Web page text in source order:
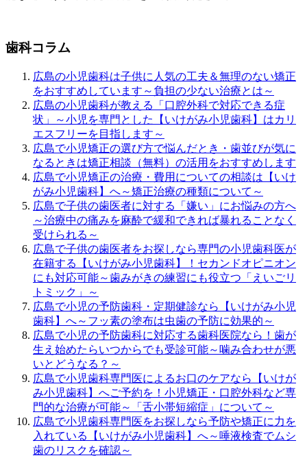
歯科コラム
広島の小児歯科は子供に人気の工夫＆無理のない矯正
をおすすめしています～負担の少ない治療とは～
広島の小児歯科が教える「口腔外科で対応できる症
状」～小児を専門とした【いけがみ小児歯科】はカリ
エスフリーを目指します～
広島で小児矯正の選び方で悩んだとき・歯並びが気に
なるときは矯正相談（無料）の活用をおすすめします
広島で小児矯正の治療・費用についての相談は【いけ
がみ小児歯科】へ～矯正治療の種類について～
広島で子供の歯医者に対する「嫌い」にお悩みの方へ
～治療中の痛みを麻酔で緩和できれば暴れることなく
受けられる～
広島で子供の歯医者をお探しなら専門の小児歯科医が
在籍する【いけがみ小児歯科】！セカンドオピニオン
にも対応可能～歯みがきの練習にも役立つ「えいごリ
トミック」～
広島で小児の予防歯科・定期健診なら【いけがみ小児
歯科】へ～フッ素の塗布は虫歯の予防に効果的～
広島で小児の予防歯科に対応する歯科医院なら！歯が
生え始めたらいつからでも受診可能～噛み合わせが悪
いとどうなる？～
広島で小児歯科専門医によるお口のケアなら【いけが
み小児歯科】へご予約を！小児矯正・口腔外科など専
門的な治療が可能～「舌小帯短縮症」について～
広島で小児歯科専門医をお探しなら予防や矯正に力を
入れている【いけがみ小児歯科】へ～唾液検査でムシ
歯のリスクを確認～